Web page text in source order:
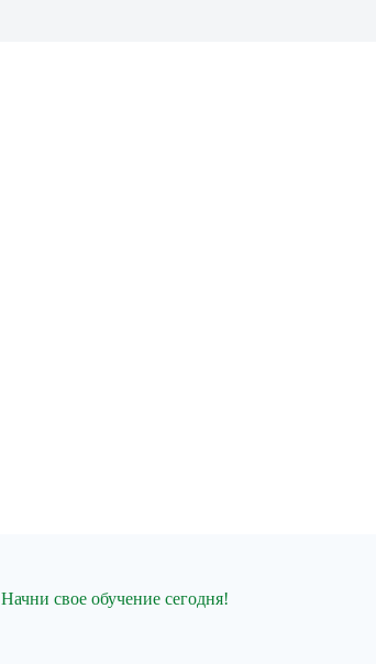
Начни свое обучение сегодня!